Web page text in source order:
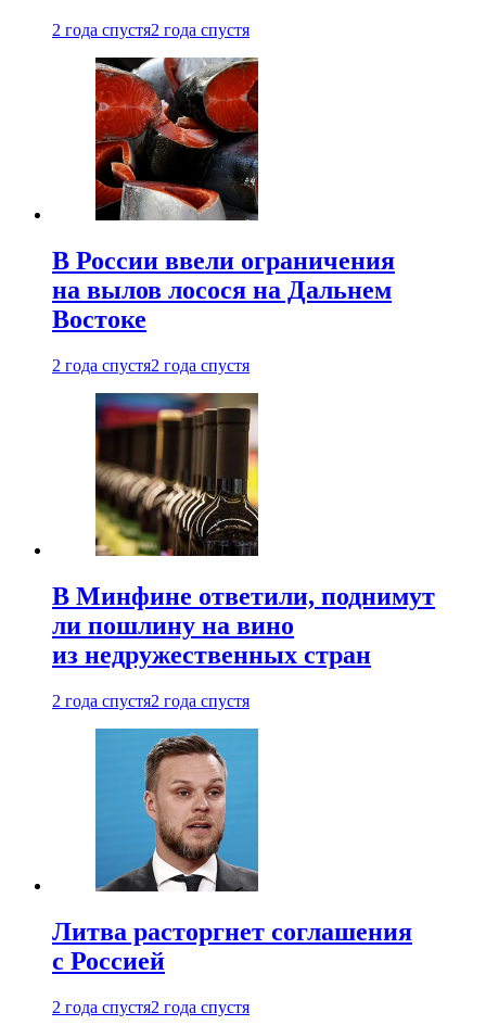
2 года спустя2 года спустя
В России ввели ограничения
на вылов лосося на Дальнем
Востоке
2 года спустя2 года спустя
В Минфине ответили, поднимут
ли пошлину на вино
из недружественных стран
2 года спустя2 года спустя
Литва расторгнет соглашения
с Россией
2 года спустя2 года спустя